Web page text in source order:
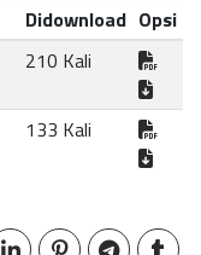
Didownload Opsi
210 Kali
133 Kali